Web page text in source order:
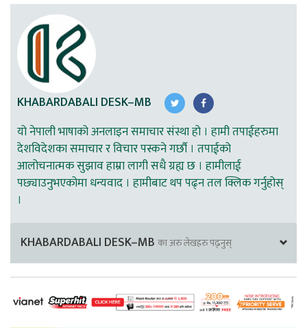
KHABARDABALI DESK–MB
यो नेपाली भाषाको अनलाइन समाचार संस्था हो । हामी तपाईहरुमा
देशविदेशका समाचार र विचार पस्कने गर्छौ । तपाईको
आलोचनात्मक सुझाव हाम्रा लागी सधै ग्रह्य छ । हामीलाई
पछ्याउनुभएकोमा धन्यवाद । हामीबाट थप पढ्न तल क्लिक गर्नुहोस्
।
KHABARDABALI DESK–MB का अरु लेखहरु पढ्नुस्